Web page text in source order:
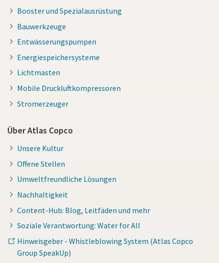
Booster und Spezialausrüstung
Bauwerkzeuge
Entwässerungspumpen
Energiespeichersysteme
Lichtmasten
Mobile Druckluftkompressoren
Stromerzeuger
Über Atlas Copco
Unsere Kultur
Offene Stellen
Umweltfreundliche Lösungen
Nachhaltigkeit
Content-Hub: Blog, Leitfäden und mehr
Soziale Verantwortung: Water for All
Hinweisgeber - Whistleblowing System (Atlas Copco
Group SpeakUp)